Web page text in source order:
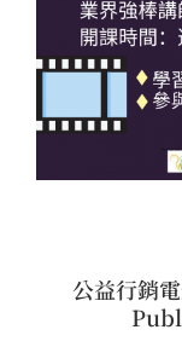
公益行銷